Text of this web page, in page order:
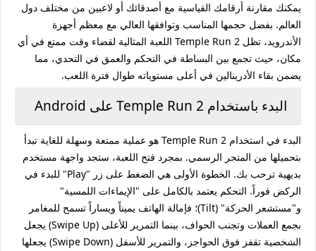
يمكنك مقارنة أرقامك القياسية مع أصدقائك أو لاعبين من مختلف دول
العالم. بفضل حجمها المناسب وتوافقها العالي مع معظم أجهزة
الأندرويد، تظل Temple Run 2 اللعبة المثالية لقضاء وقت ممتع في أي
مكان، حيث تجمع بين البساطة في التحكم والعمق في التحدي، مما
يضمن بقاء الأدرينالين في أعلى مستوياته طوال فترة اللعب.
البدء باستخدام Temple Run 2 على Android
البدء في استخدام Temple Run 2 هو عملية ممتعة وسهلة للغاية تبدأ
بتحميلها من المتجر الرسمي. بمجرد فتح اللعبة، ستجد واجهة مستخدم
بديهية ترحب بك. الخطوة الأولى هي الضغط على زر "Play" للبدء في
الركض فوراً. التحكم يعتمد بالكامل على "الإيماءات اللمسية"
و"مستشعر الحركة" (Tilt)؛ فإمالة الهاتف يميناً ويساراً تسمح للمغامر
بجمع العملات وتجنب الحواف، بينما التمرير للأعلى (Swipe Up) يجعل
الشخصية تقفز فوق الحواجز، والتمرير للأسفل (Swipe Down) يجعلها